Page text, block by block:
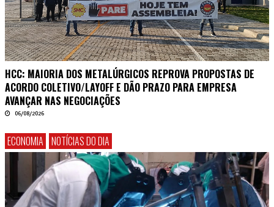
HCC: MAIORIA DOS METALÚRGICOS REPROVA PROPOSTAS DE
ACORDO COLETIVO/LAYOFF E DÃO PRAZO PARA EMPRESA
AVANÇAR NAS NEGOCIAÇÕES
06/08/2026
ECONOMIA NOTÍCIAS DO DIA